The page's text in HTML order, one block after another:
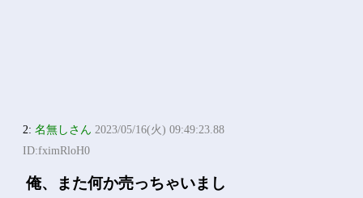
2:名無しさん 2023/05/16(火) 09:49:23.88
ID:fximRloH0
俺、また何か売っちゃいまし